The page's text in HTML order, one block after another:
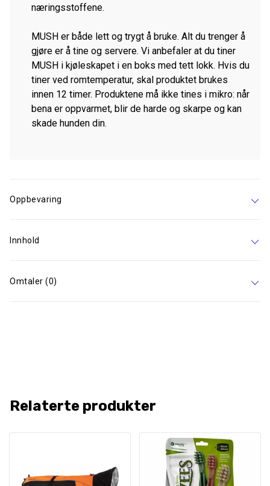
næringsstoffene.
MUSH er både lett og trygt å bruke. Alt du trenger å
gjøre er å tine og servere. Vi anbefaler at du tiner
MUSH i kjøleskapet i en boks med tett lokk. Hvis du
tiner ved romtemperatur, skal produktet brukes
innen 12 timer. Produktene må ikke tines i mikro: når
bena er oppvarmet, blir de harde og skarpe og kan
skade hunden din.
Oppbevaring
Innhold
Omtaler (0)
Relaterte produkter